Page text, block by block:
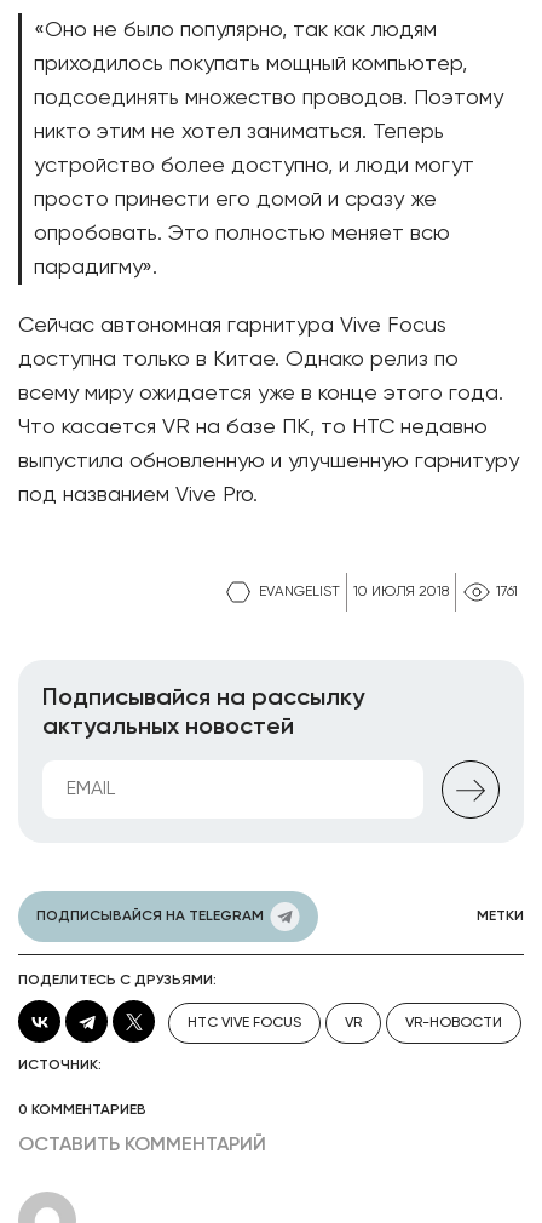
EVANGELIST 10 ИЮЛЯ 2018 1761
«Оно не было популярно, так как людям
приходилось покупать мощный компьютер,
подсоединять множество проводов. Поэтому
никто этим не хотел заниматься. Теперь
устройство более доступно, и люди могут
просто принести его домой и сразу же
опробовать. Это полностью меняет всю
парадигму».
Сейчас автономная гарнитура Vive Focus
доступна только в Китае. Однако релиз по
всему миру ожидается уже в конце этого года.
Что касается VR на базе ПК, то HTC недавно
выпустила обновленную и улучшенную гарнитуру
под названием Vive Pro.
Подписывайся на рассылку
актуальных новостей
ПОДПИСЫВАЙСЯ НА TELEGRAM МЕТКИ
ПОДЕЛИТЕСЬ С ДРУЗЬЯМИ:
HTC VIVE FOCUS VR VR-НОВОСТИ
ИСТОЧНИК:
0 КОММЕНТАРИЕВ
ОСТАВИТЬ КОММЕНТАРИЙ